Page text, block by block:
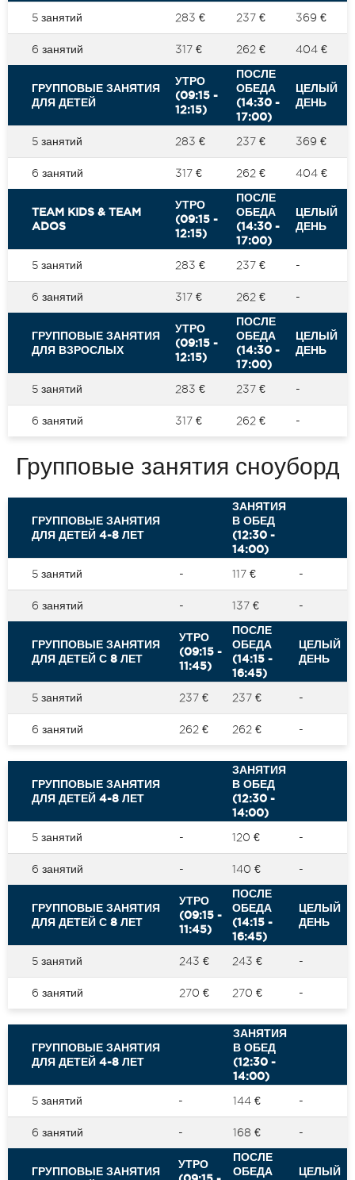
5 занятий 283 € 237 € 369 €
6 занятий 317 € 262 € 404 €
ГРУППОВЫЕ ЗАНЯТИЯ
ДЛЯ ДЕТЕЙ
УТРО
(09:15 -
12:15)
ПОСЛЕ
ОБЕДА
(14:30 -
17:00)
ЦЕЛЫЙ
ДЕНЬ
5 занятий 283 € 237 € 369 €
6 занятий 317 € 262 € 404 €
TEAM KIDS & TEAM
ADOS
УТРО
(09:15 -
12:15)
ПОСЛЕ
ОБЕДА
(14:30 -
17:00)
ЦЕЛЫЙ
ДЕНЬ
5 занятий 283 € 237 € -
6 занятий 317 € 262 € -
ГРУППОВЫЕ ЗАНЯТИЯ
ДЛЯ ВЗРОСЛЫХ
УТРО
(09:15 -
12:15)
ПОСЛЕ
ОБЕДА
(14:30 -
17:00)
ЦЕЛЫЙ
ДЕНЬ
5 занятий 283 € 237 € -
6 занятий 317 € 262 € -
Групповые занятия сноуборд
ГРУППОВЫЕ ЗАНЯТИЯ
ДЛЯ ДЕТЕЙ 4-8 ЛЕТ
ЗАНЯТИЯ
В ОБЕД
(12:30 -
14:00)
5 занятий
- 117 € -
6 занятий - 137 € -
ГРУППОВЫЕ ЗАНЯТИЯ
ДЛЯ ДЕТЕЙ С 8 ЛЕТ
УТРО
(09:15 -
11:45)
ПОСЛЕ
ОБЕДА
(14:15 -
16:45)
ЦЕЛЫЙ
ДЕНЬ
5 занятий 237 € 237 € -
6 занятий 262 € 262 € -
ГРУППОВЫЕ ЗАНЯТИЯ
ДЛЯ ДЕТЕЙ 4-8 ЛЕТ
ЗАНЯТИЯ
В ОБЕД
(12:30 -
14:00)
5 занятий
- 120 € -
6 занятий - 140 € -
ГРУППОВЫЕ ЗАНЯТИЯ
ДЛЯ ДЕТЕЙ С 8 ЛЕТ
УТРО
(09:15 -
11:45)
ПОСЛЕ
ОБЕДА
(14:15 -
16:45)
ЦЕЛЫЙ
ДЕНЬ
5 занятий 243 € 243 € -
6 занятий 270 € 270 € -
ГРУППОВЫЕ ЗАНЯТИЯ
ДЛЯ ДЕТЕЙ 4-8 ЛЕТ
ЗАНЯТИЯ
В ОБЕД
(12:30 -
14:00)
5 занятий
- 144 € -
6 занятий - 168 € -
ГРУППОВЫЕ ЗАНЯТИЯ
УТРО
ПОСЛЕ
ОБЕДА
ЦЕЛЫЙ